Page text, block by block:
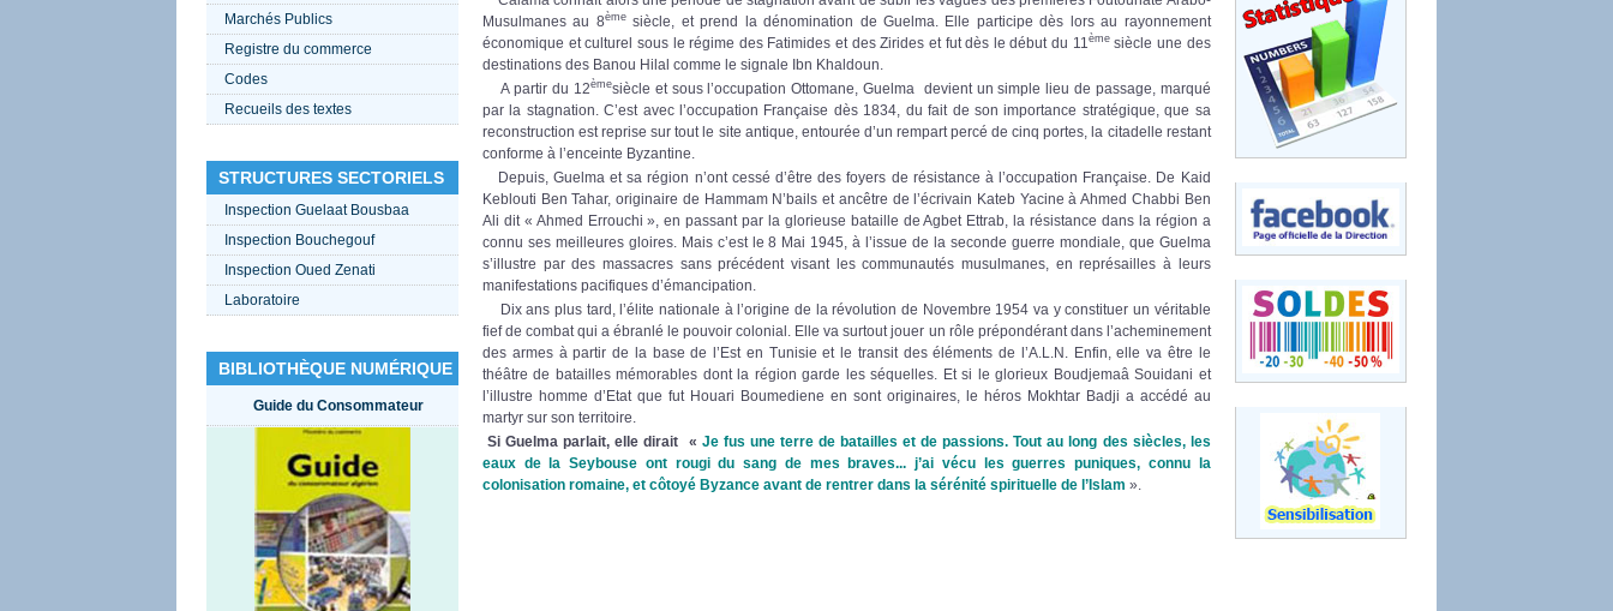
Marchés Publics
Registre du commerce
Codes
Recueils des textes
STRUCTURES SECTORIELS
Inspection Guelaat Bousbaa
Inspection Bouchegouf
Inspection Oued Zenati
Laboratoire
BIBLIOTHÈQUE NUMÉRIQUE
Guide du Consommateur
Musulmanes au 8èmesiècle, et prend la dénomination de Guelma. Elle participe dès lors au rayonnement
économique et culturel sous le régime des Fatimides et des Zirides et fut dès le début du 11 èmesiècle une des
destinations des Banou Hilal comme le signale Ibn Khaldoun.
A partir du 12èmesiècle et sous l’occupation Ottomane, Guelma devient un simple lieu de passage, marqué
par la stagnation. C’est avec l’occupation Française dès 1834, du fait de son importance stratégique, que sa
reconstruction est reprise sur tout le site antique, entourée d’un rempart percé de cinq portes, la citadelle restant
conforme à l’enceinte Byzantine.
Depuis, Guelma et sa région n’ont cessé d’être des foyers de résistance à l’occupation Française. De Kaid
Keblouti Ben Tahar, originaire de Hammam N’bails et ancêtre de l’écrivain Kateb Yacine à Ahmed Chabbi Ben
Ali dit « Ahmed Errouchi », en passant par la glorieuse bataille de Agbet Ettrab, la résistance dans la région a
connu ses meilleures gloires. Mais c’est le 8 Mai 1945, à l’issue de la seconde guerre mondiale, que Guelma
s’illustre par des massacres sans précédent visant les communautés musulmanes, en représailles à leurs
manifestations pacifiques d’émancipation.
Dix ans plus tard, l’élite nationale à l’origine de la révolution de Novembre 1954 va y constituer un véritable
fief de combat qui a ébranlé le pouvoir colonial. Elle va surtout jouer un rôle prépondérant dans l’acheminement
des armes à partir de la base de l’Est en Tunisie et le transit des éléments de l’A.L.N. Enfin, elle va être le
théâtre de batailles mémorables dont la région garde les séquelles. Et si le glorieux Boudjemaâ Souidani et
l’illustre homme d’Etat que fut Houari Boumediene en sont originaires, le héros Mokhtar Badji a accédé au
martyr sur son territoire.
Si Guelma parlait, elle dirait
« Je fus une terre de batailles et de passions. Tout au long des siècles, les
eaux de la Seybouse ont rougi du sang de mes braves... j’ai vécu les guerres puniques, connu la
colonisation romaine, et côtoyé Byzance avant de rentrer dans la sérénité spirituelle de l’Islam ».